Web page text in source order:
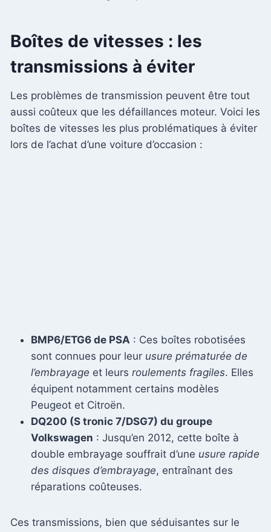
Boîtes de vitesses : les
transmissions à éviter
Les problèmes de transmission peuvent être tout
aussi coûteux que les défaillances moteur. Voici les
boîtes de vitesses les plus problématiques à éviter
lors de l’achat d’une voiture d’occasion :
BMP6/ETG6 de PSA : Ces boîtes robotisées
sont connues pour leur usure prématurée de
l’embrayage et leurs roulements fragiles. Elles
équipent notamment certains modèles
Peugeot et Citroën.
DQ200 (S tronic 7/DSG7) du groupe
Volkswagen : Jusqu’en 2012, cette boîte à
double embrayage souffrait d’une usure rapide
des disques d’embrayage, entraînant des
réparations coûteuses.
Ces transmissions, bien que séduisantes sur le